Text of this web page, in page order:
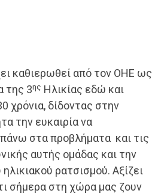
καθιερωθεί από τον ΟΗΕ ως
της 3ης Ηλικίας εδώ και
χρόνια, δίδοντας στην
την ευκαιρία να
στα προβλήματα και τις
αυτής ομάδας και την
ρατσισμού. Αξίζει
σήμερα στη χώρα μας ζουν